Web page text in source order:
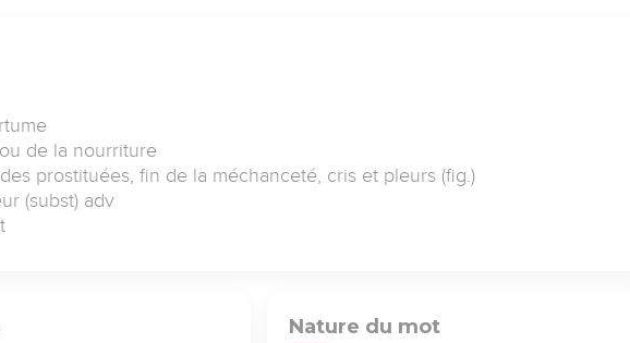
de la nourriture
prostituées, fin de la méchanceté, cris et pleurs (fig.)
(subst) adv
Nature du mot